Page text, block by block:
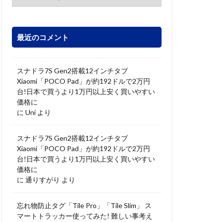
最近のコメント
スナドラ7S Gen2搭載12インチタブ
Xiaomi「POCO Pad」が約192ドルで2万円
台!日本で買うより1万円以上安く買いやすい
価格に
に Uni より
スナドラ7S Gen2搭載12インチタブ
Xiaomi「POCO Pad」が約192ドルで2万円
台!日本で買うより1万円以上安く買いやすい
価格に
に 通りすがり より
忘れ物防止タグ「Tile Pro」「Tile Slim」 ス
マートトラッカー使ってみた! 難しい事考え